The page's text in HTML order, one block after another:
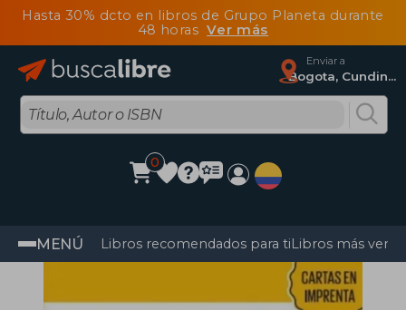
Hasta 30% dcto en libros de Grupo Planeta durante
48 horasVer más
Enviar a
Bogota, Cundinamarca
0
MENÚ Libros recomendados para tiLibros más